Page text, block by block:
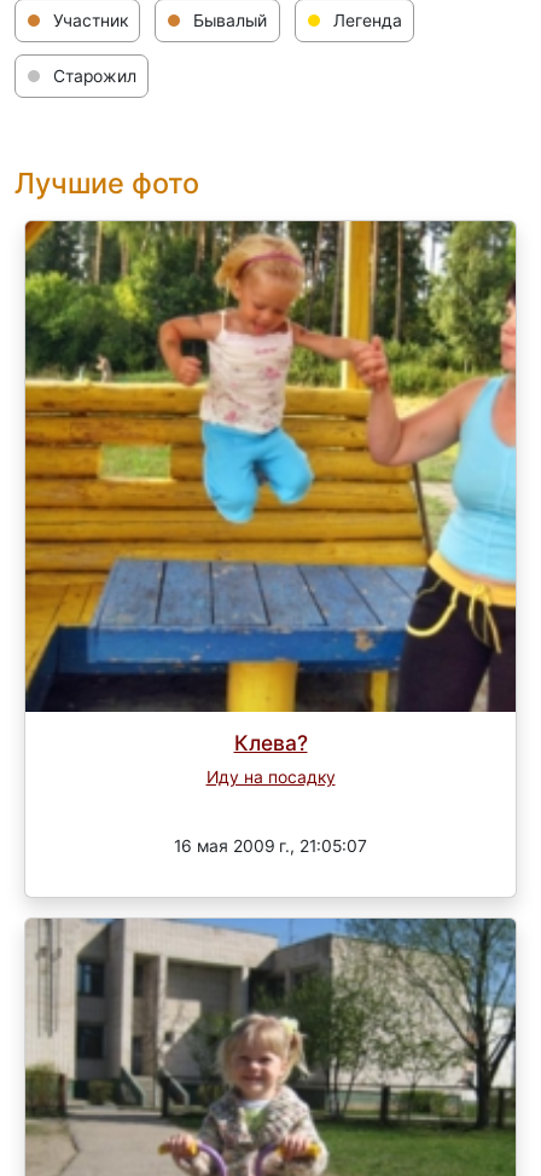
Участник Бывалый Легенда
Старожил
Лучшие фото
Клева?
Иду на посадку
16 мая 2009 г., 21:05:07